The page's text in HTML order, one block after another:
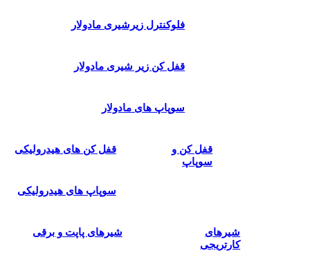
فلوکنترل زیرشیری مادولار
قفل کن زیر شیری مادولار
سوپاپ های مادولار
قفل کن و
سوپاپ
قفل کن های هیدرولیکی
سوپاپ های هیدرولیکی
شیرهای
کارتریجی
شیرهای پاپت و برقی